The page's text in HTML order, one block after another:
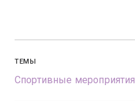
ТЕМЫ
Спортивные мероприятия